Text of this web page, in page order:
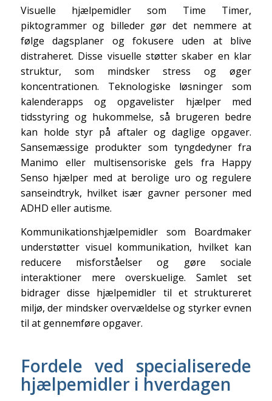
Visuelle hjælpemidler som Time Timer,
piktogrammer og billeder gør det nemmere at
følge dagsplaner og fokusere uden at blive
distraheret. Disse visuelle støtter skaber en klar
struktur, som mindsker stress og øger
koncentrationen. Teknologiske løsninger som
kalenderapps og opgavelister hjælper med
tidsstyring og hukommelse, så brugeren bedre
kan holde styr på aftaler og daglige opgaver.
Sansemæssige produkter som tyngdedyner fra
Manimo eller multisensoriske gels fra Happy
Senso hjælper med at berolige uro og regulere
sanseindtryk, hvilket især gavner personer med
ADHD eller autisme.
Kommunikationshjælpemidler som Boardmaker
understøtter visuel kommunikation, hvilket kan
reducere misforståelser og gøre sociale
interaktioner mere overskuelige. Samlet set
bidrager disse hjælpemidler til et struktureret
miljø, der mindsker overvældelse og styrker evnen
til at gennemføre opgaver.
Fordele ved specialiserede
hjælpemidler i hverdagen